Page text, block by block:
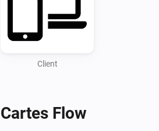
Client
Cartes Flow